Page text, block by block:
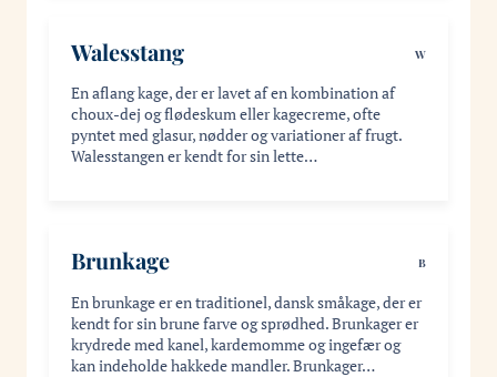
Walesstang W
En aflang kage, der er lavet af en kombination af
choux-dej og flødeskum eller kagecreme, ofte
pyntet med glasur, nødder og variationer af frugt.
Walesstangen er kendt for sin lette…
Brunkage B
En brunkage er en traditionel, dansk småkage, der er
kendt for sin brune farve og sprødhed. Brunkager er
krydrede med kanel, kardemomme og ingefær og
kan indeholde hakkede mandler. Brunkager…